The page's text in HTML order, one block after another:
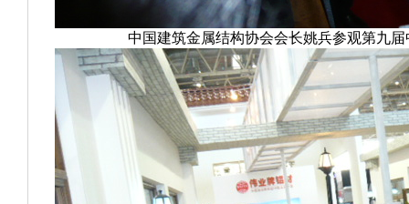
中国建筑金属结构协会会长姚兵参观第九